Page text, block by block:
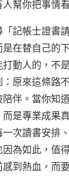
幫你把事情
記帳士證書
在替自己的
動人的，不
原來這條路
伴。當你知
是專業成果
次讀書安排
為如此，值
到熱血，而